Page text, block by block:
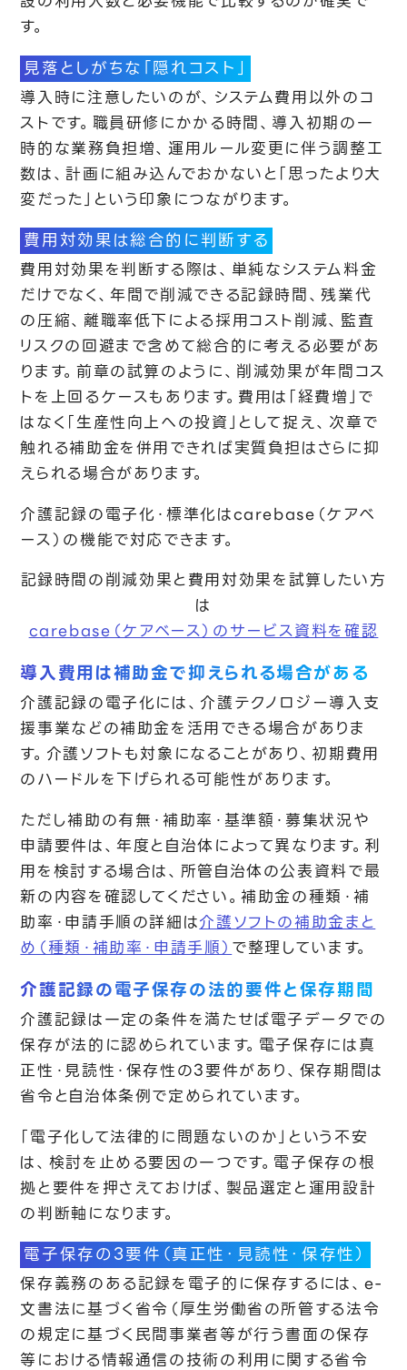
す。
見落としがちな「隠れコスト」
導入時に注意したいのが、システム費用以外のコ
ストです。職員研修にかかる時間、導入初期の一
時的な業務負担増、運用ルール変更に伴う調整工
数は、計画に組み込んでおかないと「思ったより大
変だった」という印象につながります。
費用対効果は総合的に判断する
費用対効果を判断する際は、単純なシステム料金
だけでなく、年間で削減できる記録時間、残業代
の圧縮、離職率低下による採用コスト削減、監査
リスクの回避まで含めて総合的に考える必要があ
ります。前章の試算のように、削減効果が年間コス
トを上回るケースもあります。費用は「経費増」で
はなく「生産性向上への投資」として捉え、次章で
触れる補助金を併用できれば実質負担はさらに抑
えられる場合があります。
介護記録の電子化・標準化はcarebase（ケアベ
ース）の機能で対応できます。
記録時間の削減効果と費用対効果を試算したい方
は
carebase（ケアベース）のサービス資料を確認
導入費用は補助金で抑えられる場合がある
介護記録の電子化には、介護テクノロジー導入支
援事業などの補助金を活用できる場合がありま
す。介護ソフトも対象になることがあり、初期費用
のハードルを下げられる可能性があります。
ただし補助の有無・補助率・基準額・募集状況や
申請要件は、年度と自治体によって異なります。利
用を検討する場合は、所管自治体の公表資料で最
新の内容を確認してください。補助金の種類・補
助率・申請手順の詳細は介護ソフトの補助金まと
め（種類・補助率・申請手順）で整理しています。
介護記録の電子保存の法的要件と保存期間
介護記録は一定の条件を満たせば電子データでの
保存が法的に認められています。電子保存には真
正性・見読性・保存性の3要件があり、保存期間は
省令と自治体条例で定められています。
「電子化して法律的に問題ないのか」という不安
は、検討を止める要因の一つです。電子保存の根
拠と要件を押さえておけば、製品選定と運用設計
の判断軸になります。
電子保存の3要件（真正性・見読性・保存性）
保存義務のある記録を電子的に保存するには、e-
文書法に基づく省令（厚生労働省の所管する法令
の規定に基づく民間事業者等が行う書面の保存
等における情報通信の技術の利用に関する省令